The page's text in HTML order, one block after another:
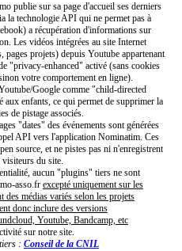
publie sur sa page d'accueil ses derniers
la technologie API qui ne permet pas à
a récupération d'informations sur
Les vidéos intégrées au site Internet
pages projets) depuis Youtube appartenant
"privacy-enhanced" activé (sans cookies
votre comportement en ligne).
Google comme "child-directed
aux enfants, ce qui permet de supprimer la
de pistage associés.
"dates" des événements sont générées
API vers l'application Nominatim. Ces
source, et ne pistes pas ni n'enregistrent
visiteurs du site.
aucun "plugins" tiers ne sont
asso.fr excepté uniquement sur les
des médias variés selon les projets
donc inclure des versions
Youtube, Bandcamp, etc
sur notre site.
: Conseil de la CNIL